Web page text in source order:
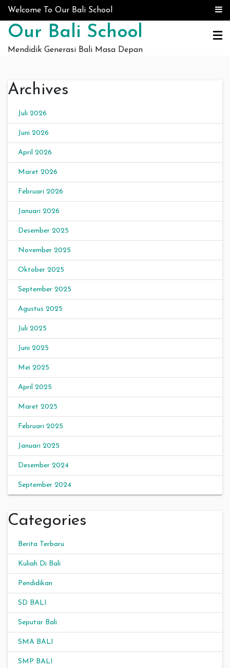
Skip to content
Welcome To Our Bali School
Our Bali School
Mendidik Generasi Bali Masa Depan
Archives
Juli 2026
Juni 2026
April 2026
Maret 2026
Februari 2026
Januari 2026
Desember 2025
November 2025
Oktober 2025
September 2025
Agustus 2025
Juli 2025
Juni 2025
Mei 2025
April 2025
Maret 2025
Februari 2025
Januari 2025
Desember 2024
September 2024
Categories
Berita Terbaru
Kuliah Di Bali
Pendidikan
SD BALI
Seputar Bali
SMA BALI
SMP BALI